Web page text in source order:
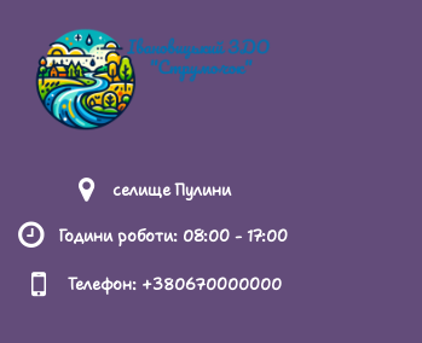
селище Пулини
Години роботи: 08:00 - 17:00
Телефон: +380670000000